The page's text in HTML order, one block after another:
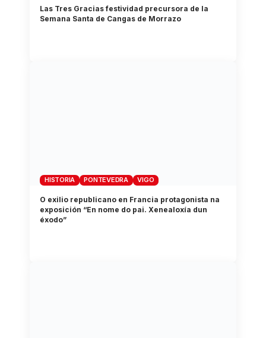
Las Tres Gracias festividad precursora de la
Semana Santa de Cangas de Morrazo
HISTORIA PONTEVEDRA VIGO
O exilio republicano en Francia protagonista na
exposición “En nome do pai. Xenealoxía dun
éxodo”